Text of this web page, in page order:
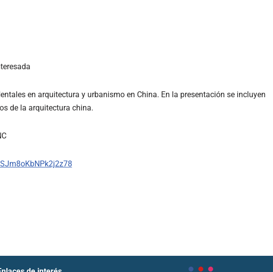
en arquitectura y urbanismo en China. En la presentación se incluyen
de la arquitectura china.